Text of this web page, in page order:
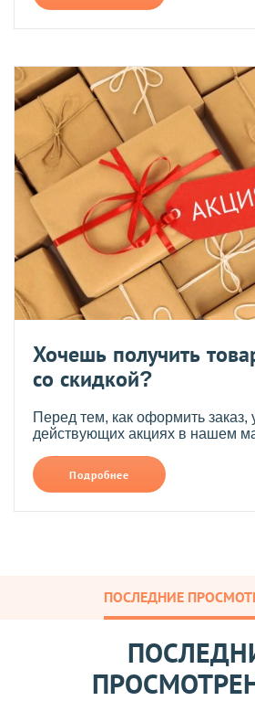
Хочешь получить
со скидкой?
Перед тем, как оформить заказ,
действующих акциях в нашем
Подробнее
ПОСЛЕДНИЕ